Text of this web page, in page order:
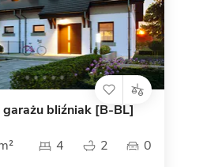
co to znaczy
bliźniak [B-BL]
4 2 0